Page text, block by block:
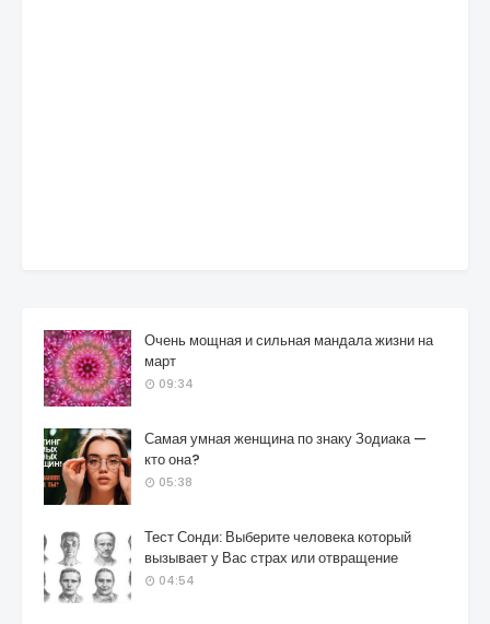
Очень мощная и сильная мандала жизни на
март
09:34
Самая умная женщина по знаку Зодиака —
кто она?
05:38
Тест Сонди: Выберите человека который
вызывает у Вас страх или отвращение
04:54